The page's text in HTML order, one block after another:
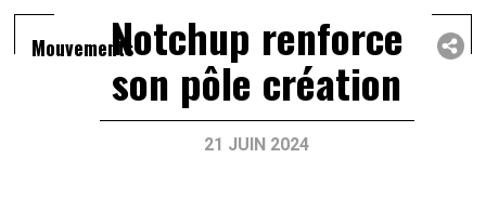
MouvementsNotchup renforce
son pôle création
21 JUIN 2024